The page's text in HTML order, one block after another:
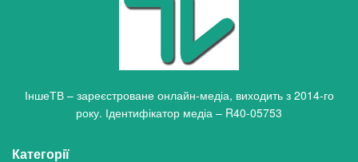
ІншеТВ – зареєстроване онлайн-медіа, виходить з 2014-го
року. Ідентифікатор медіа – R40-05753
Категорії